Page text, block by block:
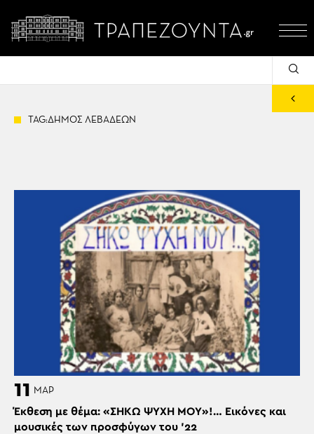
TAG:ΔΗΜΟΣ ΛΕΒΑΔΕΩΝ
11 ΜΑΡ
Έκθεση με θέμα: «ΣΗΚΩ ΨΥΧΗ ΜΟΥ»!… Εικόνες και
μουσικές των προσφύγων του ’22